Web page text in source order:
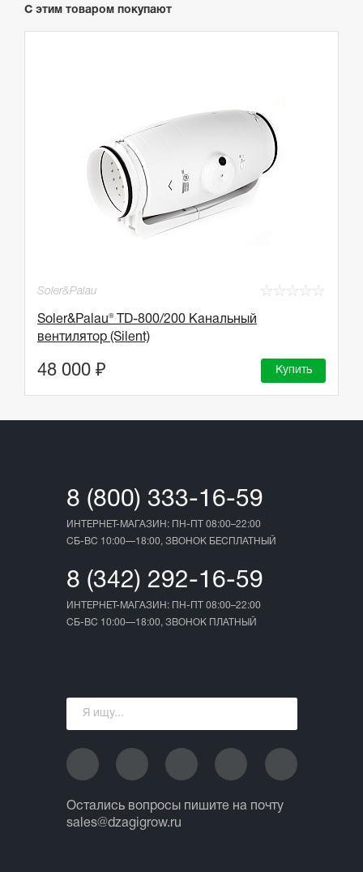
С этим товаром покупают
Soler&Palau ☆
☆
☆
☆
☆
Soler&Palau® TD-800/200 Канальный
вентилятор (Silent)
48 000 ₽ Купить
8 (800) 333-16-59
ИНТЕРНЕТ-МАГАЗИН: ПН-ПТ 08:00–22:00
СБ-ВС 10:00—18:00, ЗВОНОК БЕСПЛАТНЫЙ
8 (342) 292-16-59
ИНТЕРНЕТ-МАГАЗИН: ПН-ПТ 08:00–22:00
СБ-ВС 10:00—18:00, ЗВОНОК ПЛАТНЫЙ
Остались вопросы пишите на почту
sales@dzagigrow.ru